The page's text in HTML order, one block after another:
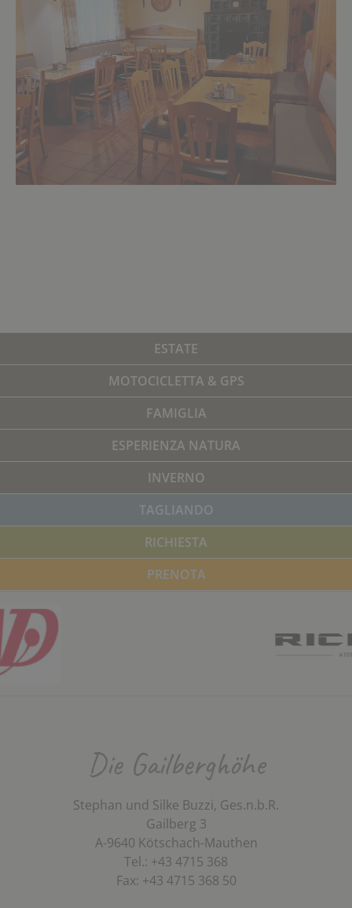
ESTATE
MOTOCICLETTA & GPS
FAMIGLIA
ESPERIENZA NATURA
INVERNO
TAGLIANDO
RICHIESTA
PRENOTA
Die Gailberghöhe
Stephan und Silke Buzzi, Ges.n.b.R.
Gailberg 3
A-9640 Kötschach-Mauthen
Tel.: +43 4715 368
Fax: +43 4715 368 50